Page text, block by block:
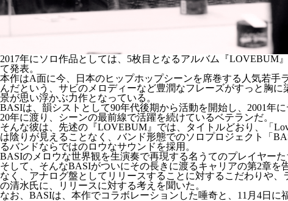
2017年にソロ作品としては、5枚目となるアルバム『LOVEBUM
て発表。
本作はA面に今、日本のヒップホップシーンを席巻する人気若手
んだという、サビのメロディーなど豊潤なフレーズがすっと胸
景が思い浮かぶ力作となっている。
BASIは、韻シストとして90年代後期から活動を開始し、2001年
20年に渡り、シーンの最前線で活躍を続けているベテランだ。
そんな彼は、先述の『LOVEBUM』では、タイトルどおり、「
は陰りが見えることなく、バンド形態でのソロプロジェクト「
るバンドならではのロウなサウンドを採用。
BASIのメロウな世界観を生演奏で再現する名うてのプレイヤー
そして、そんなBASIがついにその長きに渡るキャリアの第2章
なく、アナログ盤としてリリースすることに対するこだわりや
の清水氏に、リリースに対する考えを聞いた。
なお、BASIは、本作でコラボレーションした唾奇と、11月4日